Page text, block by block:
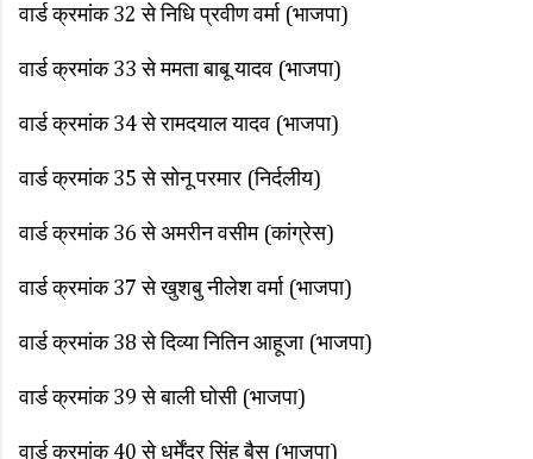
वार्ड क्रमांक 32 से निधि प्रवीण वर्मा (भाजपा)
वार्ड क्रमांक 33 से ममता बाबू यादव (भाजपा)
वार्ड क्रमांक 34 से रामदयाल यादव (भाजपा)
वार्ड क्रमांक 35 से सोनू परमार (निर्दलीय)
वार्ड क्रमांक 36 से अमरीन वसीम (कांग्रेस)
वार्ड क्रमांक 37 से खुशबु नीलेश वर्मा (भाजपा)
वार्ड क्रमांक 38 से दिव्या नितिन आहूजा (भाजपा)
वार्ड क्रमांक 39 से बाली घोसी (भाजपा)
वार्ड क्रमांक 40 से धर्मेंद्र सिंह बैस (भाजपा)